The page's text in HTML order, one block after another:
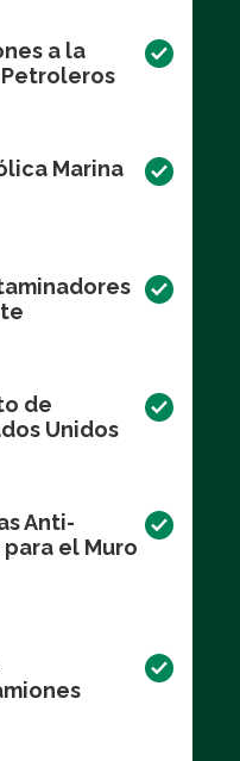
a la
Marina
de
Unidos
Anti-
el Muro